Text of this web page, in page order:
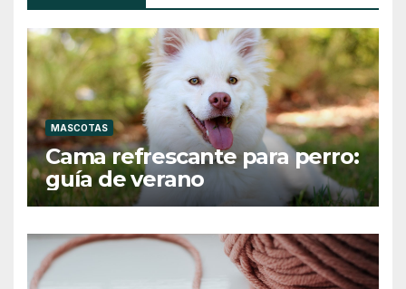
MASCOTAS
Cama refrescante para perro:
guía de verano